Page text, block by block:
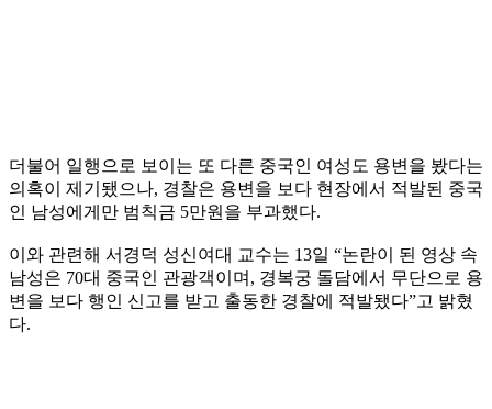
더불어 일행으로 보이는 또 다른 중국인 여성도 용변을 봤다는
의혹이 제기됐으나, 경찰은 용변을 보다 현장에서 적발된 중국
인 남성에게만 범칙금 5만원을 부과했다.
이와 관련해 서경덕 성신여대 교수는 13일 “논란이 된 영상 속
남성은 70대 중국인 관광객이며, 경복궁 돌담에서 무단으로 용
변을 보다 행인 신고를 받고 출동한 경찰에 적발됐다”고 밝혔
다.